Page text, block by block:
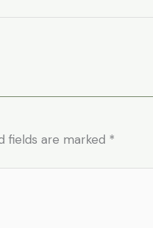
fields are marked *